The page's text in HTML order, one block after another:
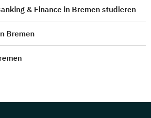
& Finance in Bremen studieren
Bremen